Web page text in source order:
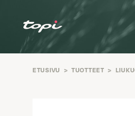
ETUSIVU > TUOTTEET >